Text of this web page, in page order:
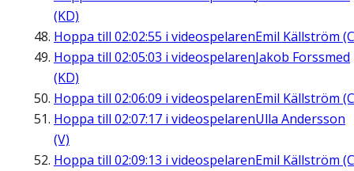
(KD)
Hoppa till 02:02:55 i videospelarenEmil Källström
Hoppa till 02:05:03 i videospelarenJakob Forssmed
(KD)
Hoppa till 02:06:09 i videospelarenEmil Källström
Hoppa till 02:07:17 i videospelarenUlla Andersson
(V)
Hoppa till 02:09:13 i videospelarenEmil Källström